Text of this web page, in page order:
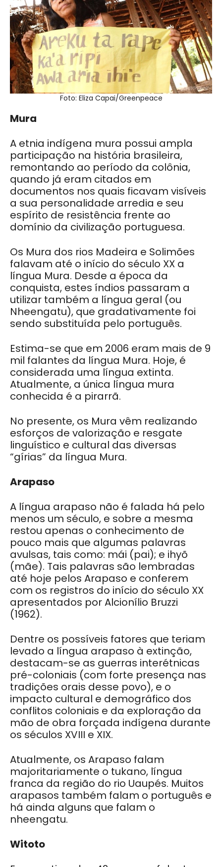
Foto: Eliza Capai/Greenpeace
Mura
A etnia indígena mura possui ampla
participação na história brasileira,
remontando ao período da colônia,
quando já eram citados em
documentos nos quais ficavam visíveis
a sua personalidade arredia e seu
espírito de resistência frente ao
domínio da civilização portuguesa.
Os Mura dos rios Madeira e Solimões
falavam até o início do século XX a
língua Mura. Desde a época da
conquista, estes índios passaram a
utilizar também a língua geral (ou
Nheengatu), que gradativamente foi
sendo substituída pelo português.
Estima-se que em 2006 eram mais de 9
mil falantes da língua Mura. Hoje, é
considerada uma língua extinta.
Atualmente, a única língua mura
conhecida é a pirarrã.
No presente, os Mura vêm realizando
esforços de valorização e resgate
linguístico e cultural das diversas
“gírias” da língua Mura.
Arapaso
A língua arapaso não é falada há pelo
menos um século, e sobre a mesma
restou apenas o conhecimento de
pouco mais que algumas palavras
avulsas, tais como: mái (pai); e ihyõ
(mãe). Tais palavras são lembradas
até hoje pelos Arapaso e conferem
com os registros do início do século XX
apresentados por Alcionílio Bruzzi
(1962).
Dentre os possíveis fatores que teriam
levado a língua arapaso à extinção,
destacam-se as guerras interétnicas
pré-coloniais (com forte presença nas
tradições orais desse povo), e o
impacto cultural e demográfico dos
conflitos coloniais e da exploração da
mão de obra forçada indígena durante
os séculos XVIII e XIX.
Atualmente, os Arapaso falam
majoritariamente o tukano, língua
franca da região do rio Uaupés. Muitos
arapasos também falam o português e
há ainda alguns que falam o
nheengatu.
Witoto